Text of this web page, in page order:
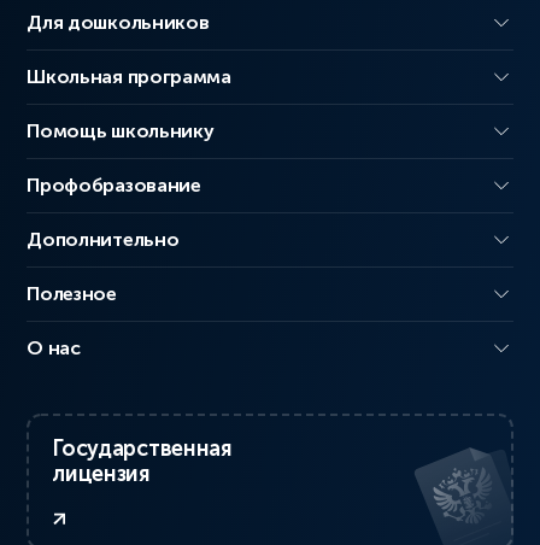
Для дошкольников
Школьная программа
Помощь школьнику
Профобразование
Дополнительно
Полезное
О нас
Государственная
лицензия